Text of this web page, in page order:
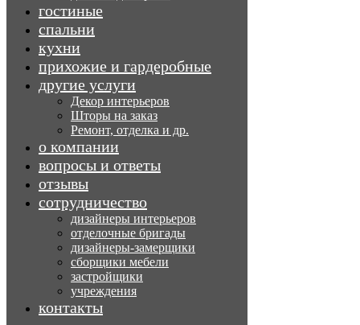
гостиные
спальни
кухни
прихожие и гардеробные
другие услуги
Декор интерьеров
Шторы на заказ
Ремонт, отделка и др.
о компании
вопросы и ответы
отзывы
сотрудничество
дизайнеры интерьеров
отделочные бригады
дизайнеры-замерщики
сборщики мебели
застройщики
учреждения
контакты